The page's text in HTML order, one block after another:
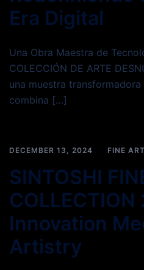
Era Digital
Una Obra Maestra de
COLECCIÓN DE ARTE
una muestra
combina […]
DECEMBER 13, 2024 FINE
SINTOSHI
Innovation
Artistry